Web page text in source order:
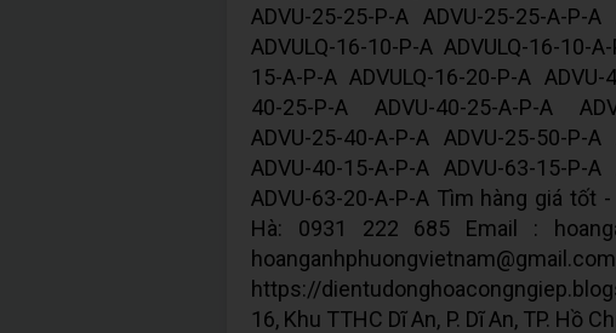
ADVU-25-25-P-A ADVU-25-25-A-P-
ADVULQ-16-10-P-A ADVULQ-16-10-
15-A-P-A ADVULQ-16-20-P-A
40-25-P-A ADVU-40-25-A-P-A
ADVU-25-40-A-P-A ADVU-25-50-P-
ADVU-40-15-A-P-A ADVU-63-15-P-
ADVU-63-20-A-P-A Tìm hàng giá
Hà: 0931 222 685 Email :
https://
16, Khu TTHC Dĩ An, P. Dĩ An, TP. Hồ